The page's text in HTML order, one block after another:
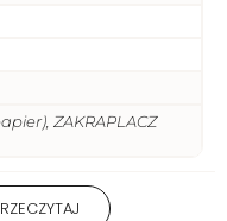
ZAKRAPLACZ
wyłącznie do użytku